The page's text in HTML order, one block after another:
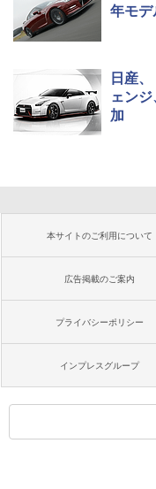
年モデ
日産
ェン
加
本サイトのご利用について
広告掲載のご案内
プライバシーポリシー
インプレスグループ